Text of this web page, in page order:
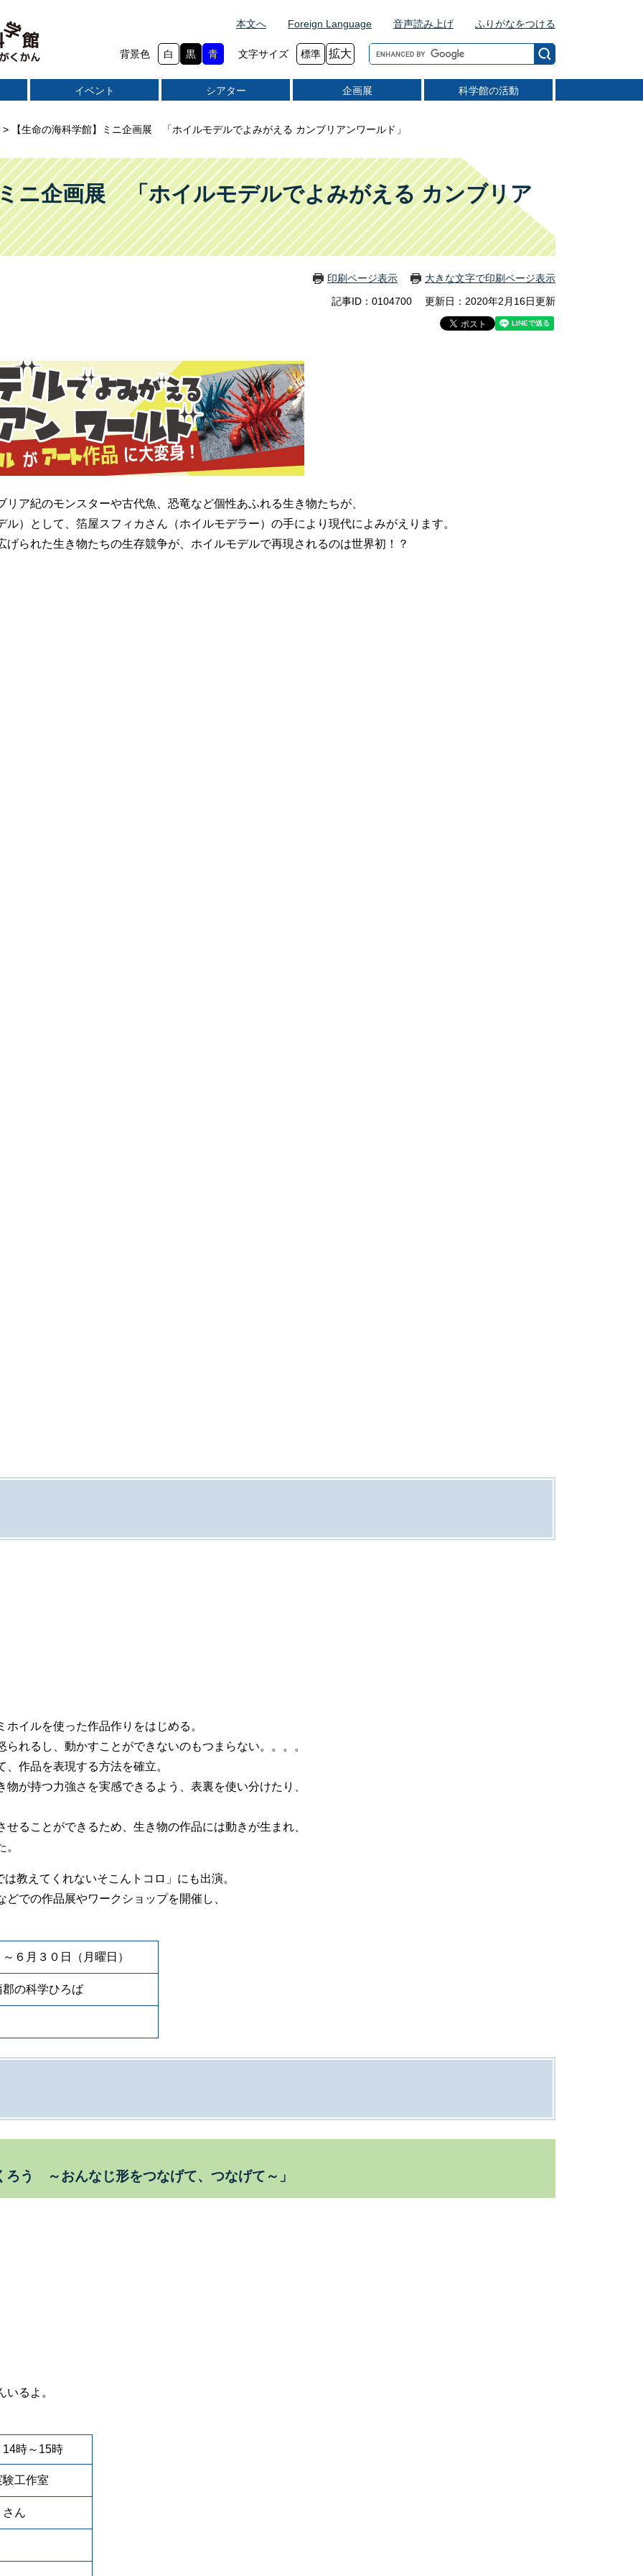
本文へ Foreign Language 音声読み上げ ふりがなをつける
背景色 白 黒 青 文字サイズ 標準 拡大
G
o
o
g
e
ス
タ
ム
検
索
イベント シアター 企画展 科学館の活動
> 【生命の海科学館】ミニ企画展 「ホイルモデルでよみがえる カンブリアンワールド」
ニ企画展 「ホイルモデルでよみがえる カンブリア
印刷ページ表示
大きな文字で印刷ページ表示
記事ID：0104700
更新日：2020年2月16日更新
ア紀のモンスターや古代魚、恐竜など個性あふれる生き物たちが、
）として、箔屋スフィカさん（ホイルモデラー）の手により現代によみがえります。
られた生き物たちの生存競争が、ホイルモデルで再現されるのは世界初！？
イルを使った作品作りをはじめる。
れるし、動かすことができないのもつまらない。。。。
作品を表現する方法を確立。
が持つ力強さを実感できるよう、表裏を使い分けたり、
ることができるため、生き物の作品には動きが生まれ、
教えてくれないそこんトコロ」にも出演。
での作品展やワークショップを開催し、
～６月３０日（月曜日）
の科学ひろば
う ～おんなじ形をつなげて、つなげて～」
るよ。
時～15時
工作室
ん